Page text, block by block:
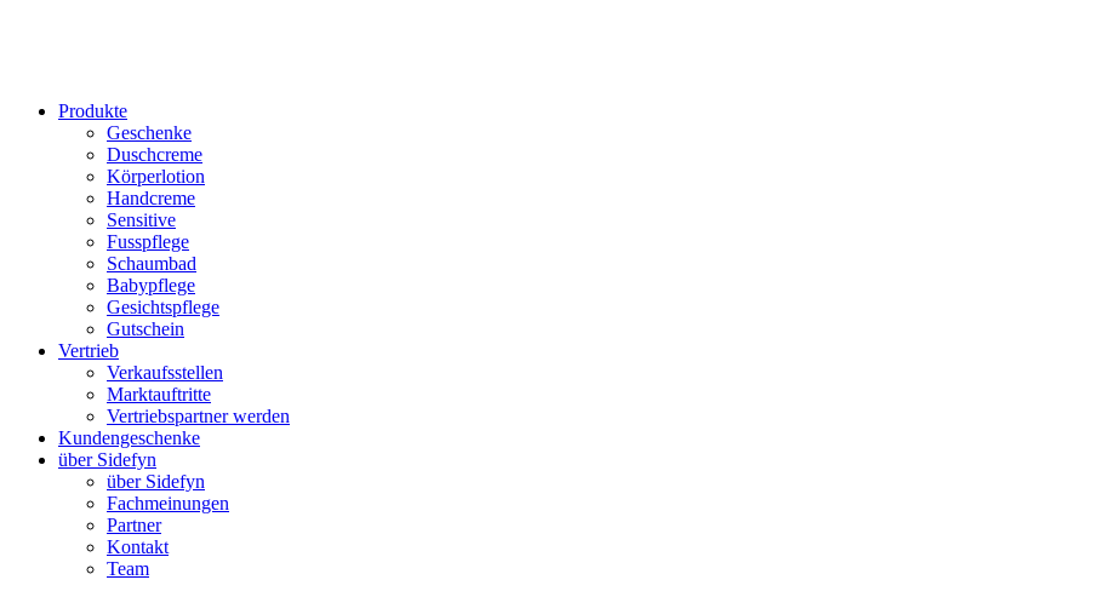
Produkte
Geschenke
Duschcreme
Körperlotion
Handcreme
Sensitive
Fusspflege
Schaumbad
Babypflege
Gesichtspflege
Gutschein
Vertrieb
Verkaufsstellen
Marktauftritte
Vertriebspartner werden
Kundengeschenke
über Sidefyn
über Sidefyn
Fachmeinungen
Partner
Kontakt
Team